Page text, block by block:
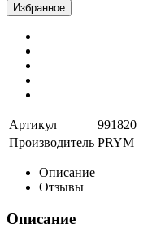
Избранное
Артикул
991820
Производитель PRYM
Описание
Отзывы
Описание